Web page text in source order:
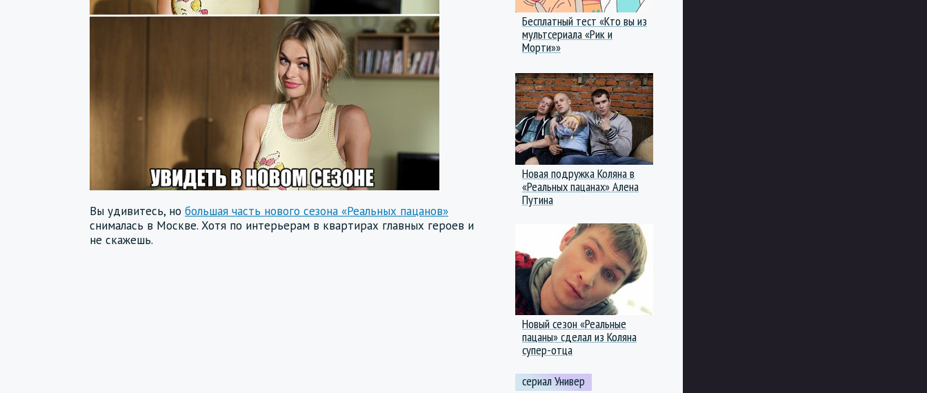
Вы удивитесь, но большая часть нового сезона «Реальных пацанов»
снималась в Москве. Хотя по интерьерам в квартирах главных героев и
не скажешь.
Бесплатный тест «Кто вы из
мультсериала «Рик и
Морти»»
Новая подружка Коляна в
«Реальных пацанах» Алена
Путина
Новый сезон «Реальные
пацаны» сделал из Коляна
супер-отца
сериал Универ